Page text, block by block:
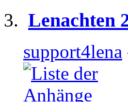
Lenachten
support4lena